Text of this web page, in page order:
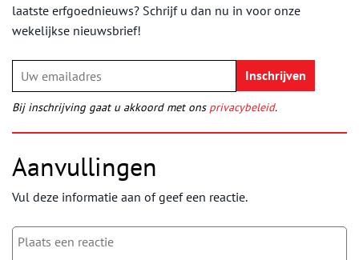
laatste erfgoednieuws? Schrijf u dan nu in voor onze
wekelijkse nieuwsbrief!
Bij inschrijving gaat u akkoord met ons privacybeleid.
Aanvullingen
Vul deze informatie aan of geef een reactie.